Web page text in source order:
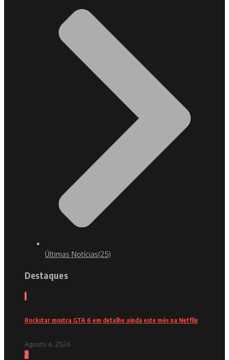
Últimas Notícias(25)
Destaques
1
Rockstar mostra GTA 6 em detalhe ainda este mês na Netflix
Agosto 6, 2026
2